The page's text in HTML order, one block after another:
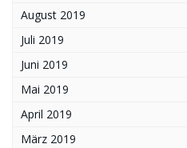
August 2019
Juli 2019
Juni 2019
Mai 2019
April 2019
März 2019